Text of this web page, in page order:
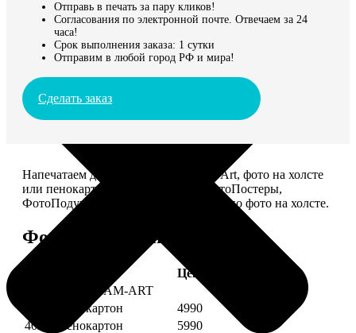
Отправь в печать за пару кликов!
Согласования по электронной почте. Отвечаем за 24
часа!
Срок выполнения заказа: 1 сутки
Отправим в любой город РФ и мира!
Сделать заказ
Напечатаем для вас картины Dream-Art, фото на холсте
или пенокартоне, ФотоМозаику, ФотоПостеры,
ФотоПодушки или напишем портрет по фото на холсте.
Форматы и цены
Цена, руб.
Картины DREAM-ART
30х40 пенокартон
4990
40х60 пенокартон
5990